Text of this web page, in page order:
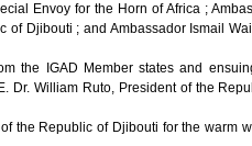
Envoy for the Horn of Africa ;
of Djibouti ; and Ambassador Ismail
the IGAD Member states and
Dr. William Ruto, President of the
the Republic of Djibouti for the warm